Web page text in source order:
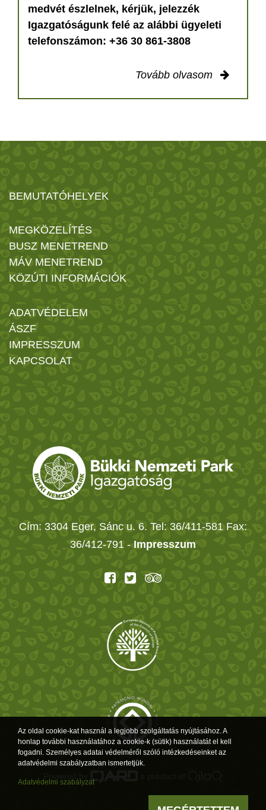
medvét észlelnek, kérjük, jelezzék
Igazgatóságunk felé az alábbi ügyeleti
telefonszámon: +36 30 861-3808
Tovább olvasom
BEMUTATÓHELYEK
MEGKÖZELÍTÉS
BUSZ MENETREND
MÁV MENETREND
KÖZÚTI INFORMÁCIÓK
ADATVÉDELEM
ÁSZF
IMPRESSZUM
KAPCSOLAT
Cím: 3304 Eger, Sánc u. 6. Tel: 36/411-581 Fax:
36/412-791 - Impresszum
Az oldal cookie-kat használ a legjobb szolgáltatás nyújtásához. A
honlap további használatához a cookie-k (sütik) használatát el kell
fogadni. Személyes adatai védelméről szóló intézkedéseinket az
adatvédelmi szabályzatban ismertetjük.
Adatvédelmi szabályzat